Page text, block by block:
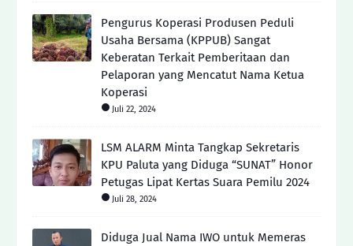
Pengurus Koperasi Produsen Peduli
Usaha Bersama (KPPUB) Sangat
Keberatan Terkait Pemberitaan dan
Pelaporan yang Mencatut Nama Ketua
Koperasi
Juli 22, 2024
LSM ALARM Minta Tangkap Sekretaris
KPU Paluta yang Diduga “SUNAT” Honor
Petugas Lipat Kertas Suara Pemilu 2024
Juli 28, 2024
Diduga Jual Nama IWO untuk Memeras